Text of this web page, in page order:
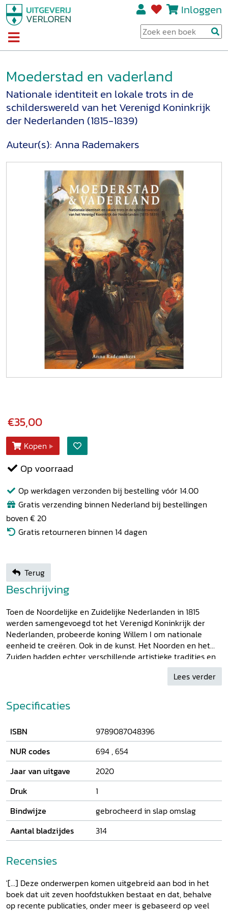
Inloggen
Moederstad en vaderland
Nationale identiteit en lokale trots in de
schilderswereld van het Verenigd Koninkrijk
der Nederlanden (1815-1839)
Auteur(s): Anna Rademakers
€35,00
Kopen
Op voorraad
Op werkdagen verzonden bij bestelling vóór 14.00
Gratis verzending binnen Nederland bij bestellingen
boven € 20
Gratis retourneren binnen 14 dagen
Terug
Beschrijving
Toen de Noordelijke en Zuidelijke Nederlanden in 1815
werden samengevoegd tot het Verenigd Koninkrijk der
Nederlanden, probeerde koning Willem I om nationale
eenheid te creëren. Ook in de kunst. Het Noorden en het
Zuiden hadden echter verschillende artistieke tradities en
schilders opereerden veelal op lokaal niveau. Anna
Rademakers beschrijft de artistieke ontwikkelingen in de
Brussel en Den Haag. Zij onderzoekt de verschillen in
kunstopvattingen en de pogingen tot integratie en
schilders omgingen met de Belgische Revolutie en de
uiteindelijke scheiding van de twee landsdelen. Aan de
hand van contemporaine bronnen zoals brieven,
redevoeringen, krantenartikelen en de kunstwerken zelf,
geeftMoederstad en vaderlandeen kleurrijk beeld van het
culturele leven in de vroege negentiende eeuw en de mate
waarin noties als nationale identiteit en nationaal besef
daarin een rol speelden.
Lees verder
Specificaties
ISBN
9789087048396
NUR codes
694 ,654
Jaar van uitgave
2020
Druk
1
Bindwijze
gebrocheerd in slap omslag
Aantal bladzijdes
314
Recensies
'[...] Deze onderwerpen komen uitgebreid aan bod in het
boek dat uit zeven hoofdstukken bestaat en dat, behalve
op recente publicaties, onder meer is gebaseerd op veel